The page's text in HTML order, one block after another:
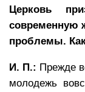
Церковь
современную
проблемы.
И. П.: Прежде
молодежь